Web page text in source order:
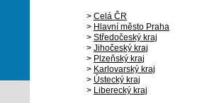
> Celá ČR
> Hlavní město Praha
> Středočeský kraj
> Jihočeský kraj
> Plzeňský kraj
> Karlovarský kraj
> Ústecký kraj
> Liberecký kraj